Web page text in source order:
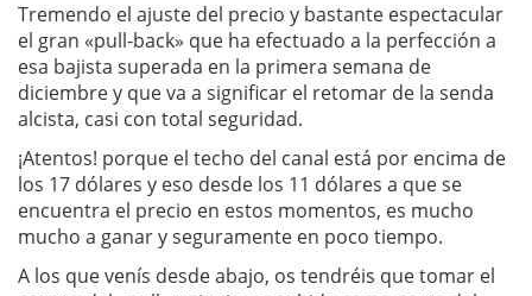
Tremendo el ajuste del precio y bastante espectacular
el gran «pull-back» que ha efectuado a la perfección a
esa bajista superada en la primera semana de
diciembre y que va a significar el retomar de la senda
alcista, casi con total seguridad.
¡Atentos! porque el techo del canal está por encima de
los 17 dólares y eso desde los 11 dólares a que se
encuentra el precio en estos momentos, es mucho
mucho a ganar y seguramente en poco tiempo.
A los que venís desde abajo, os tendréis que tomar el